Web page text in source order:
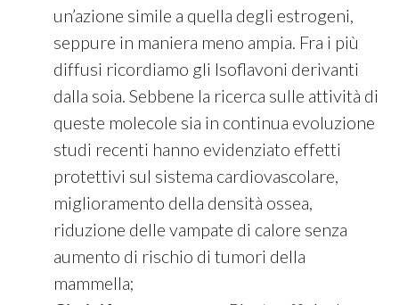
un’azione simile a quella degli estrogeni,
seppure in maniera meno ampia. Fra i più
diffusi ricordiamo gli Isoflavoni derivanti
dalla soia. Sebbene la ricerca sulle attività di
queste molecole sia in continua evoluzione
studi recenti hanno evidenziato effetti
protettivi sul sistema cardiovascolare,
miglioramento della densità ossea,
riduzione delle vampate di calore senza
aumento di rischio di tumori della
mammella;